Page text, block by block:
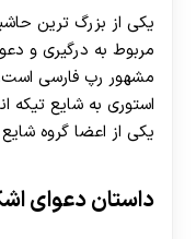
یکی از بزرگ ترین
مربوط به درگیری و
مشهور رپ فارسی است.
استوری به شایع
یکی از اعضا گروه
داستان دعوای